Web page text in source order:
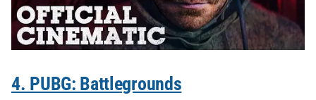
4. PUBG: Battlegrounds